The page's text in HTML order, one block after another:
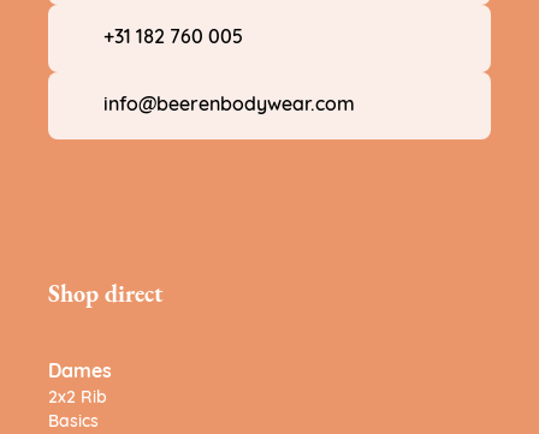
+31 182 760 005
info@beerenbodywear.com
Shop direct
Dames
2x2 Rib
Basics